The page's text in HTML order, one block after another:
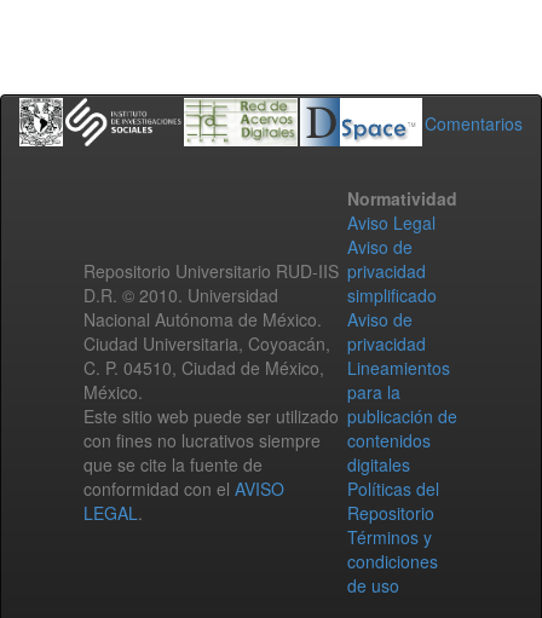
Comentarios
Repositorio Universitario RUD-IIS
D.R. © 2010. Universidad
Nacional Autónoma de México.
Ciudad Universitaria, Coyoacán,
C. P. 04510, Ciudad de México,
México.
Este sitio web puede ser utilizado
con fines no lucrativos siempre
que se cite la fuente de
conformidad con el AVISO
LEGAL.
Normatividad
Aviso Legal
Aviso de
privacidad
simplificado
Aviso de
privacidad
Lineamientos
para la
publicación de
contenidos
digitales
Políticas del
Repositorio
Términos y
condiciones
de uso